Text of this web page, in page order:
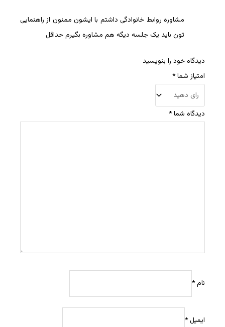
مشاوره روابط خانوادگی داشتم با ایشون ممنون از راهنمایی
تون باید یک جلسه دیگه هم مشاوره بگیرم حداقل
دیدگاه خود را بنویسید
امتیاز شما*
دیدگاه شما*
نام*
ایمیل*